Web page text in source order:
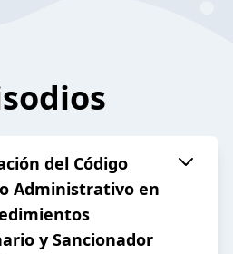
del Código
Administrativo en
y Sancionador